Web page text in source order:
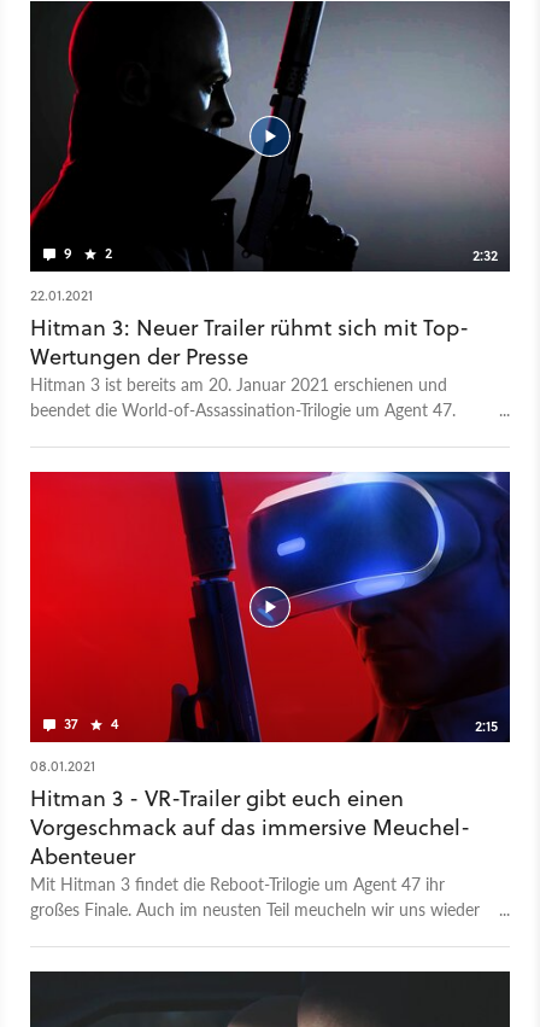
könnt, und ein absolutes Highlight für die Serie. Allerdings ist
auch nicht alles einfach nur fantastisch. Auch Hitman 3 hat
seine Probleme, und die diskutieren wir im Video ebenfalls.
Denn ihr solltet wissen, was ihr hier für euer Geld bekommt,
aber was nicht. Mehr von Dimis Eindrücken und die Wertung
findet ihr im Test-Artikel zu Hitman 3.
9 2
2:32
22.01.2021
Hitman 3: Neuer Trailer rühmt sich mit Top-
Wertungen der Presse
Hitman 3 ist bereits am 20. Januar 2021 erschienen und
beendet die World-of-Assassination-Trilogie um Agent 47.
bereits in unserem GameStar-Test vor. National wie
international fallen viele Wertungen sogar noch
enthusiastischer aus - wie wir in unserem Pressespiegel zu
Hitman 3 ebenfalls gesammelt haben. Der neue Accolades-
Trailer zu Hitman 3 macht nun kein Geheimnis aus diesen
enthusiastischen Wertungen zu Hitman 3. Nach dem dritten
Teil der Worlds-of-Assassination-Reihe widmet sich Entwickler
IO Interactive übrigens einem Spiel um MI6-Agent James
Bond. Alle Infos zum 007-Titel haben wir bereits für euch
gesammelt.
37 4
2:15
08.01.2021
Hitman 3 - VR-Trailer gibt euch einen
Vorgeschmack auf das immersive Meuchel-
Abenteuer
Mit Hitman 3 findet die Reboot-Trilogie um Agent 47 ihr
großes Finale. Auch im neusten Teil meucheln wir uns wieder
Hitman-Spiele der Trilogie ausgeweitet wird. Ihr könnt also